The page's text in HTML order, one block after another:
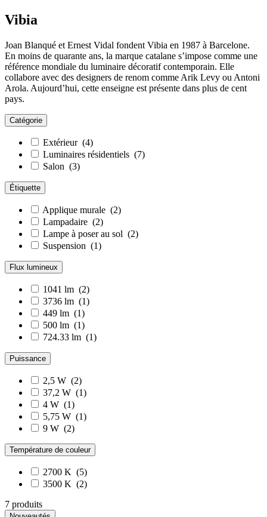
Vibia
Joan Blanqué et Ernest Vidal fondent Vibia en 1987 à Barcelone.
En moins de quarante ans, la marque catalane s’impose comme une
référence mondiale du luminaire décoratif contemporain. Elle
collabore avec des designers de renom comme Arik Levy ou Antoni
Arola. Aujourd’hui, cette enseigne est présente dans plus de cent
pays.
Catégorie
Extérieur (4)
Luminaires résidentiels (7)
Salon (3)
Étiquette
Applique murale (2)
Lampadaire (2)
Lampe à poser au sol (2)
Suspension (1)
Flux lumineux
1041 lm (2)
3736 lm (1)
449 lm (1)
500 lm (1)
724.33 lm (1)
Puissance
2,5 W (2)
37,2 W (1)
4 W (1)
5,75 W (1)
9 W (2)
Température de couleur
2700 K (5)
3500 K (2)
7 produits